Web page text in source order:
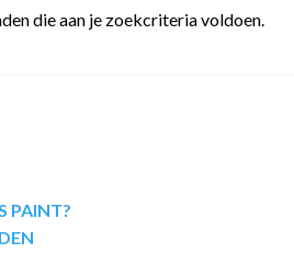
die aan je zoekcriteria voldoen.
PAINT?